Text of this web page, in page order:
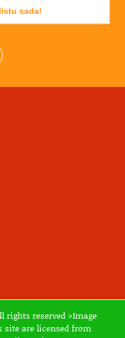
sada!
rights reserved >Image
site are licensed from